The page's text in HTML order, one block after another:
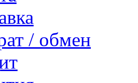
/ обмен